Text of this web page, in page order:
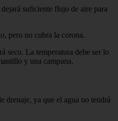
suficiente flujo de aire para
pero no cubra la corona.
seco. La temperatura debe ser lo
y una campana.
drenaje, ya que el agua no tendrá